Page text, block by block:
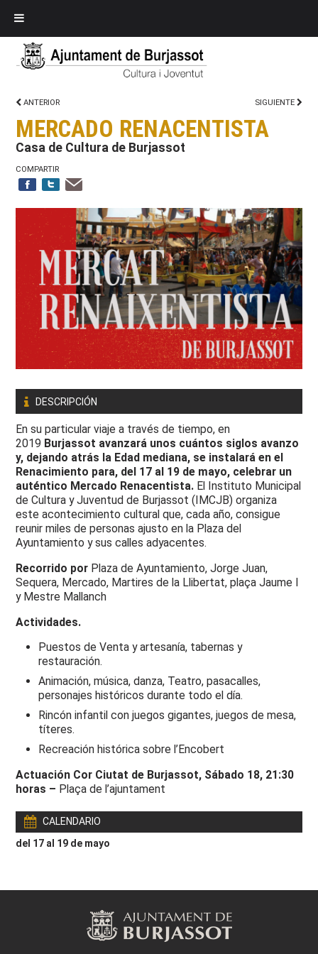
ANTERIOR SIGUIENTE
MERCADO RENACENTISTA
Casa de Cultura de Burjassot
COMPARTIR
DESCRIPCIÓN
En su particular viaje a través de tiempo, en
2019 Burjassot avanzará unos cuántos siglos avanzo
y, dejando atrás la Edad mediana, se instalará en el
Renacimiento para, del 17 al 19 de mayo, celebrar un
auténtico Mercado Renacentista. El Instituto Municipal
de Cultura y Juventud de Burjassot (IMCJB) organiza
este acontecimiento cultural que, cada año, consigue
reunir miles de personas ajusto en la Plaza del
Ayuntamiento y sus calles adyacentes.
Recorrido por Plaza de Ayuntamiento, Jorge Juan,
Sequera, Mercado, Martires de la Llibertat, plaça Jaume I
y Mestre Mallanch
Actividades.
Puestos de Venta y artesanía, tabernas y
restauración.
Animación, música, danza, Teatro, pasacalles,
personajes históricos durante todo el día.
Rincón infantil con juegos gigantes, juegos de mesa,
títeres.
Recreación histórica sobre l’Encobert
Actuación Cor Ciutat de Burjassot, Sábado 18, 21:30
horas – Plaça de l’ajuntament
CALENDARIO
del 17 al 19 de mayo